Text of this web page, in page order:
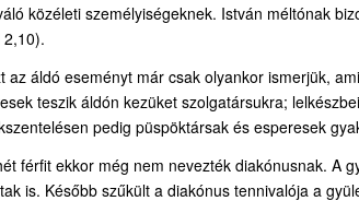
közéleti személyiségeknek. István méltónak
az áldó eseményt már csak olyankor ismerjük,
teszik áldón kezüket szolgatársukra;
pedig püspöktársak és esperesek
férfit ekkor még nem nevezték diakónusnak. A
is. Később szűkült a diakónus tennivalója a